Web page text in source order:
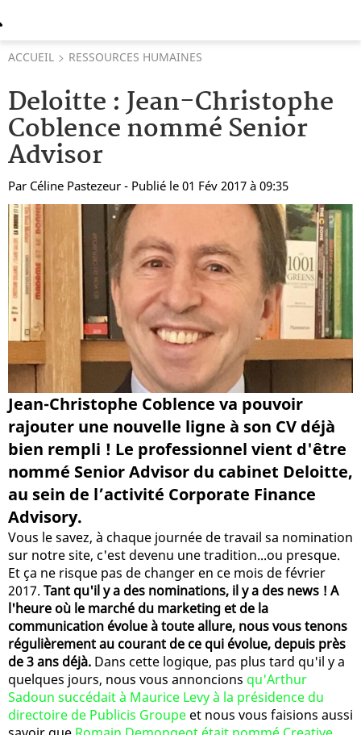
ACCUEIL RESSOURCES HUMAINES
Deloitte : Jean-Christophe
Coblence nommé Senior
Advisor
Par Céline Pastezeur - Publié le 01 Fév 2017 à 09:35
Jean-Christophe Coblence va pouvoir
rajouter une nouvelle ligne à son CV déjà
bien rempli ! Le professionnel vient d'être
nommé Senior Advisor du cabinet Deloitte,
au sein de l’activité Corporate Finance
Advisory.
Vous le savez, à chaque journée de travail sa nomination
sur notre site, c'est devenu une tradition...ou presque.
Et ça ne risque pas de changer en ce mois de février
2017. Tant qu'il y a des nominations, il y a des news ! A
l'heure où le marché du marketing et de la
communication évolue à toute allure, nous vous tenons
régulièrement au courant de ce qui évolue, depuis près
de 3 ans déjà. Dans cette logique, pas plus tard qu'il y a
quelques jours, nous vous annoncions qu'Arthur
Sadoun succédait à Maurice Levy à la présidence du
directoire de Publicis Groupe et nous vous faisions aussi